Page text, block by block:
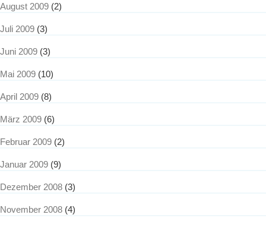
August 2009 (2)
Juli 2009 (3)
Juni 2009 (3)
Mai 2009 (10)
April 2009 (8)
März 2009 (6)
Februar 2009 (2)
Januar 2009 (9)
Dezember 2008 (3)
November 2008 (4)